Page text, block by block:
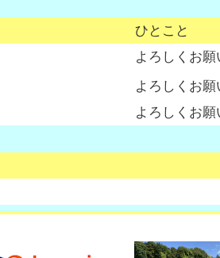
ひとこと
よろしくお願
よろしくお願
よろしくお願